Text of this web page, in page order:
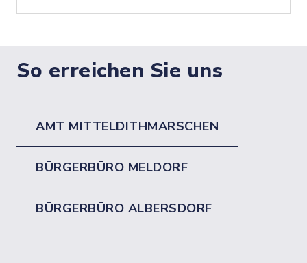
So erreichen Sie uns
AMT MITTELDITHMARSCHEN
BÜRGERBÜRO MELDORF
BÜRGERBÜRO ALBERSDORF